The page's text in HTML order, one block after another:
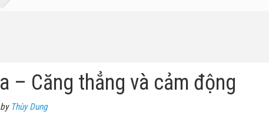
– Căng thẳng và cảm động
Thùy Dung